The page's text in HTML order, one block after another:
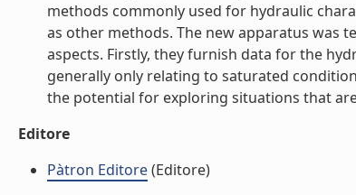
methods commonly used for hydraulic
as other methods. The new apparatus was
aspects. Firstly, they furnish data for the
generally only relating to saturated
the potential for exploring situations that
Editore
Pàtron Editore(Editore)